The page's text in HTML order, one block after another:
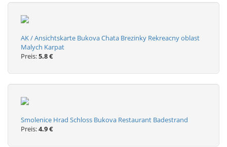
AK / Ansichtskarte Bukova Chata Brezinky Rekreacny oblast
Malych Karpat
Preis:5.8 €
Smolenice Hrad Schloss Bukova Restaurant Badestrand
Preis:4.9 €